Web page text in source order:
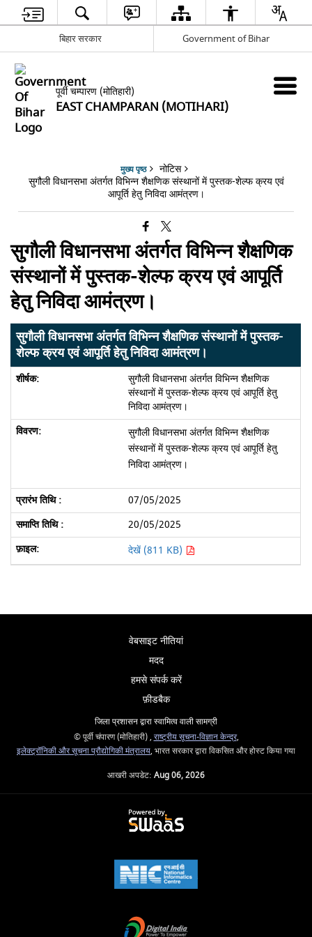
बिहार सरकार Government of Bihar
पूर्वी चम्पारण (मोतिहारी)
EAST CHAMPARAN (MOTIHARI)
मुख्य पृष्ठ
नोटिस
सुगौली विधानसभा अंतर्गत विभिन्न शैक्षणिक संस्थानों में पुस्तक-शेल्फ क्रय एवं
आपूर्ति हेतु निविदा आमंत्रण।
सुगौली विधानसभा अंतर्गत विभिन्न शैक्षणिक
संस्थानों में पुस्तक-शेल्फ क्रय एवं आपूर्ति
हेतु निविदा आमंत्रण।
सुगौली विधानसभा अंतर्गत विभिन्न शैक्षणिक संस्थानों में पुस्तक-
शेल्फ क्रय एवं आपूर्ति हेतु निविदा आमंत्रण।
सुगौली विधानसभा अंतर्गत विभिन्न शैक्षणिक
संस्थानों में पुस्तक-शेल्फ क्रय एवं आपूर्ति हेतु
निविदा आमंत्रण।
सुगौली विधानसभा अंतर्गत विभिन्न शैक्षणिक
संस्थानों में पुस्तक-शेल्फ क्रय एवं आपूर्ति हेतु
निविदा आमंत्रण।
07/05/2025
20/05/2025
देखें (811 KB)
वेबसाइट नीतियां
मदद
हमसे संपर्क करें
फ़ीडबैक
जिला प्रशासन द्वारा स्वामित्व वाली सामग्री
© पूर्वी चंपारण (मोतिहारी) , राष्ट्रीय सूचना-विज्ञान केन्द्र,
इलेक्‍ट्रॉनिकी और सूचना प्रौद्योगिकी मंत्रालय, भारत सरकार द्वारा विकसित और होस्ट किया गया
आखरी अपडेट: Aug 06, 2026